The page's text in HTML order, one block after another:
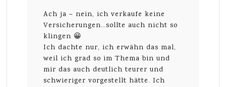
Ach ja – nein, ich verkaufe keine
Versicherungen…sollte auch nicht so
klingen 😀
Ich dachte nur, ich erwähn das mal,
weil ich grad so im Thema bin und
mir das auch deutlich teurer und
schwieriger vorgestellt hätte. Ich